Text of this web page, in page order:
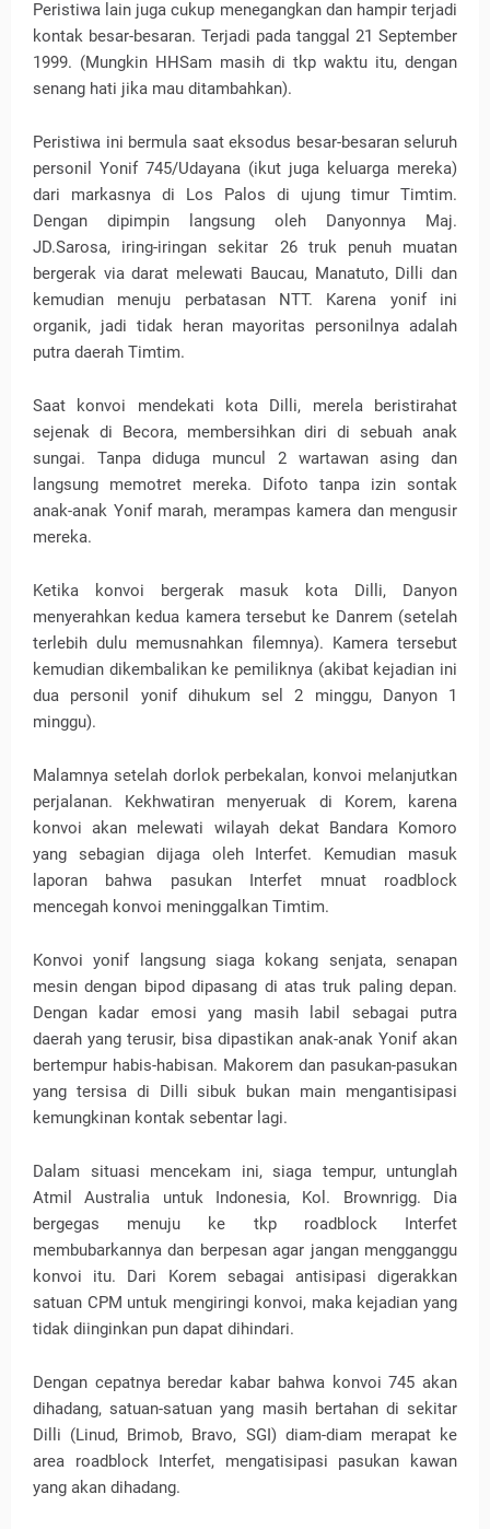
Peristiwa lain juga cukup menegangkan dan hampir terjadi
kontak besar-besaran. Terjadi pada tanggal 21 September
1999. (Mungkin HHSam masih di tkp waktu itu, dengan
senang hati jika mau ditambahkan).
Peristiwa ini bermula saat eksodus besar-besaran seluruh
personil Yonif 745/Udayana (ikut juga keluarga mereka)
dari markasnya di Los Palos di ujung timur Timtim.
Dengan dipimpin langsung oleh Danyonnya Maj.
JD.Sarosa, iring-iringan sekitar 26 truk penuh muatan
bergerak via darat melewati Baucau, Manatuto, Dilli dan
kemudian menuju perbatasan NTT. Karena yonif ini
organik, jadi tidak heran mayoritas personilnya adalah
putra daerah Timtim.
Saat konvoi mendekati kota Dilli, merela beristirahat
sejenak di Becora, membersihkan diri di sebuah anak
sungai. Tanpa diduga muncul 2 wartawan asing dan
langsung memotret mereka. Difoto tanpa izin sontak
anak-anak Yonif marah, merampas kamera dan mengusir
mereka.
Ketika konvoi bergerak masuk kota Dilli, Danyon
menyerahkan kedua kamera tersebut ke Danrem (setelah
terlebih dulu memusnahkan filemnya). Kamera tersebut
kemudian dikembalikan ke pemiliknya (akibat kejadian ini
dua personil yonif dihukum sel 2 minggu, Danyon 1
minggu).
Malamnya setelah dorlok perbekalan, konvoi melanjutkan
perjalanan. Kekhwatiran menyeruak di Korem, karena
konvoi akan melewati wilayah dekat Bandara Komoro
yang sebagian dijaga oleh Interfet. Kemudian masuk
laporan bahwa pasukan Interfet mnuat roadblock
mencegah konvoi meninggalkan Timtim.
Konvoi yonif langsung siaga kokang senjata, senapan
mesin dengan bipod dipasang di atas truk paling depan.
Dengan kadar emosi yang masih labil sebagai putra
daerah yang terusir, bisa dipastikan anak-anak Yonif akan
bertempur habis-habisan. Makorem dan pasukan-pasukan
yang tersisa di Dilli sibuk bukan main mengantisipasi
kemungkinan kontak sebentar lagi.
Dalam situasi mencekam ini, siaga tempur, untunglah
Atmil Australia untuk Indonesia, Kol. Brownrigg. Dia
bergegas menuju ke tkp roadblock Interfet
membubarkannya dan berpesan agar jangan mengganggu
konvoi itu. Dari Korem sebagai antisipasi digerakkan
satuan CPM untuk mengiringi konvoi, maka kejadian yang
tidak diinginkan pun dapat dihindari.
Dengan cepatnya beredar kabar bahwa konvoi 745 akan
dihadang, satuan-satuan yang masih bertahan di sekitar
Dilli (Linud, Brimob, Bravo, SGI) diam-diam merapat ke
area roadblock Interfet, mengatisipasi pasukan kawan
yang akan dihadang.